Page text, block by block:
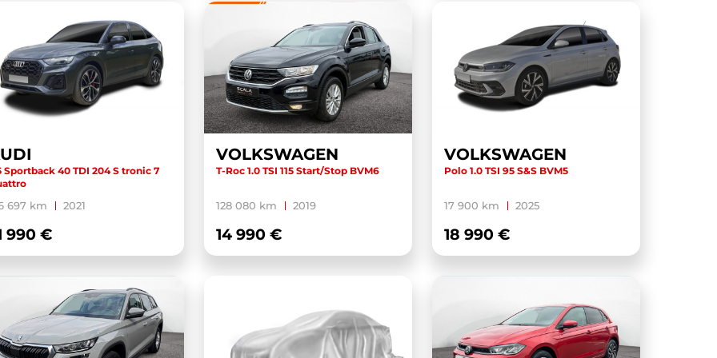
Sportback 40 TDI 204 S tronic 7
697 km 2021
990 €
VOLKSWAGEN
T-Roc 1.0 TSI 115 Start/Stop BVM6
128 080 km 2019
14 990 €
VOLKSWAGEN
Polo 1.0 TSI 95 S&S BVM5
17 900 km 2025
18 990 €